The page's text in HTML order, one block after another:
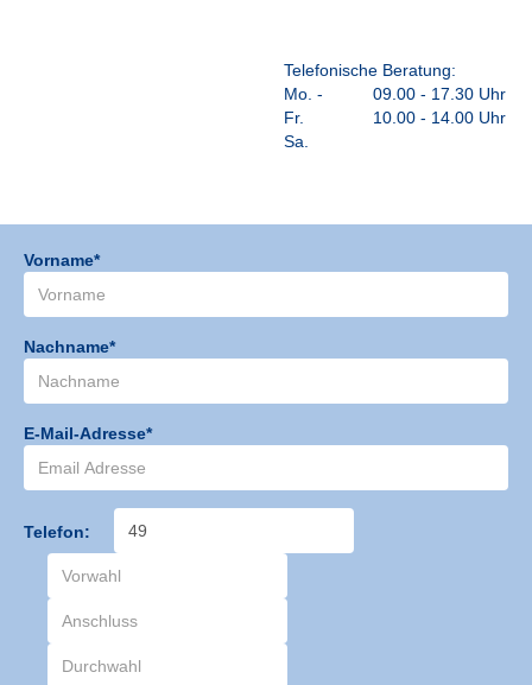
Telefonische Beratung:
Mo. -
Fr.
Sa.
09.00 - 17.30 Uhr
10.00 - 14.00 Uhr
Vorname*
Nachname*
E-Mail-Adresse*
Telefon: